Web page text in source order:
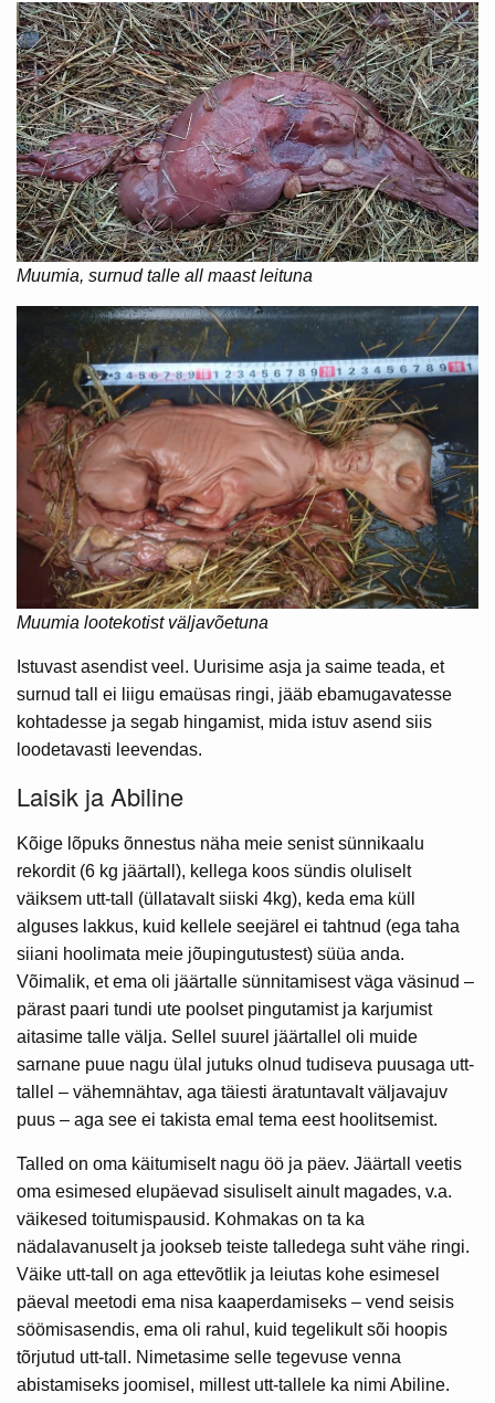
Muumia, surnud talle all maast leituna
Muumia lootekotist väljavõetuna
Istuvast asendist veel. Uurisime asja ja saime teada, et
surnud tall ei liigu emaüsas ringi, jääb ebamugavatesse
kohtadesse ja segab hingamist, mida istuv asend siis
loodetavasti leevendas.
Laisik ja Abiline
Kõige lõpuks õnnestus näha meie senist sünnikaalu
rekordit (6 kg jäärtall), kellega koos sündis oluliselt
väiksem utt-tall (üllatavalt siiski 4kg), keda ema küll
alguses lakkus, kuid kellele seejärel ei tahtnud (ega taha
siiani hoolimata meie jõupingutustest) süüa anda.
Võimalik, et ema oli jäärtalle sünnitamisest väga väsinud –
pärast paari tundi ute poolset pingutamist ja karjumist
aitasime talle välja. Sellel suurel jäärtallel oli muide
sarnane puue nagu ülal jutuks olnud tudiseva puusaga utt-
tallel – vähemnähtav, aga täiesti äratuntavalt väljavajuv
puus – aga see ei takista emal tema eest hoolitsemist.
Talled on oma käitumiselt nagu öö ja päev. Jäärtall veetis
oma esimesed elupäevad sisuliselt ainult magades, v.a.
väikesed toitumispausid. Kohmakas on ta ka
nädalavanuselt ja jookseb teiste talledega suht vähe ringi.
Väike utt-tall on aga ettevõtlik ja leiutas kohe esimesel
päeval meetodi ema nisa kaaperdamiseks – vend seisis
söömisasendis, ema oli rahul, kuid tegelikult sõi hoopis
tõrjutud utt-tall. Nimetasime selle tegevuse venna
abistamiseks joomisel, millest utt-tallele ka nimi Abiline.